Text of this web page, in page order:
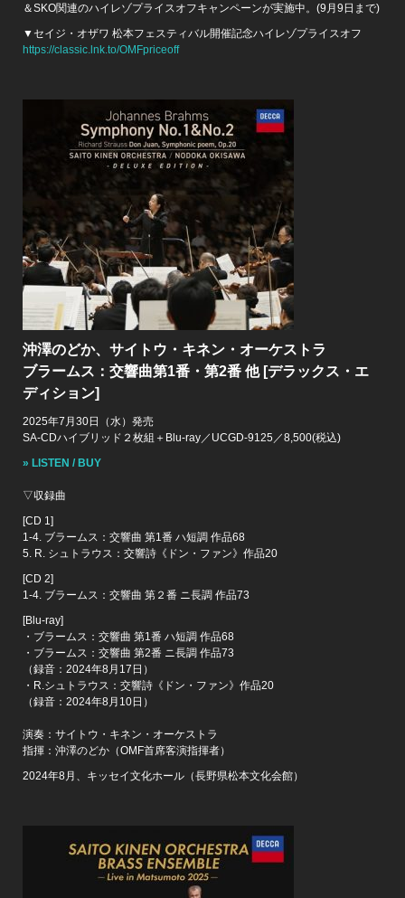
＆SKO関連のハイレゾプライスオフキャンペーンが実施中。(9月9日まで)
▼セイジ・オザワ 松本フェスティバル開催記念ハイレゾプライスオフ
https://classic.lnk.to/OMFpriceoff
沖澤のどか、サイトウ・キネン・オーケストラ
ブラームス：交響曲第1番・第2番 他 [デラックス・エ
ディション]
2025年7月30日（水）発売
SA-CDハイブリッド２枚組＋Blu-ray／UCGD-9125／8,500(税込)
» LISTEN / BUY
▽収録曲
[CD 1]
1-4. ブラームス：交響曲 第1番 ハ短調 作品68
5. R. シュトラウス：交響詩《ドン・ファン》作品20
[CD 2]
1-4. ブラームス：交響曲 第２番 ニ長調 作品73
[Blu-ray]
・ブラームス：交響曲 第1番 ハ短調 作品68
・ブラームス：交響曲 第2番 ニ長調 作品73
（録音：2024年8月17日）
・R.シュトラウス：交響詩《ドン・ファン》作品20
（録音：2024年8月10日）
演奏：サイトウ・キネン・オーケストラ
指揮：沖澤のどか（OMF首席客演指揮者）
2024年8月、キッセイ文化ホール（長野県松本文化会館）